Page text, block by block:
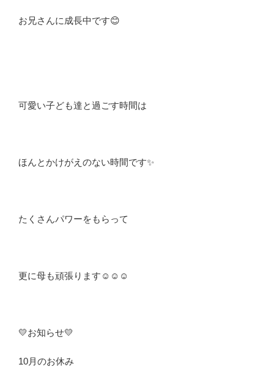
お兄さんに成長中です😊
可愛い子ども達と過ごす時間は
ほんとかけがえのない時間です✨
たくさんパワーをもらって
更に母も頑張ります☺️☺️☺️
💛お知らせ💛
10月のお休み